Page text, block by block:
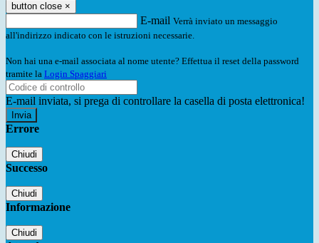
button close ×
E-mail Verrà inviato un messaggio
all'indirizzo indicato con le istruzioni necessarie.
Non hai una e-mail associata al nome utente? Effettua il reset della password
tramite la Login Spaggiari
E-mail inviata, si prega di controllare la casella di posta elettronica!
Errore
Chiudi
Successo
Chiudi
Informazione
Chiudi